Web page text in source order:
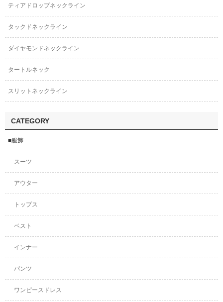
ティアドロップネックライン
タックドネックライン
ダイヤモンドネックライン
タートルネック
スリットネックライン
CATEGORY
■服飾
スーツ
アウター
トップス
ベスト
インナー
パンツ
ワンピースドレス